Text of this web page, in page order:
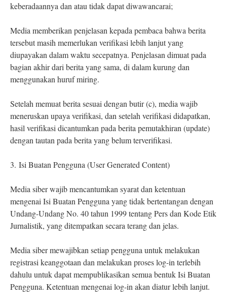
keberadaannya dan atau tidak dapat diwawancarai;
Media memberikan penjelasan kepada pembaca bahwa berita
tersebut masih memerlukan verifikasi lebih lanjut yang
diupayakan dalam waktu secepatnya. Penjelasan dimuat pada
bagian akhir dari berita yang sama, di dalam kurung dan
menggunakan huruf miring.
Setelah memuat berita sesuai dengan butir (c), media wajib
meneruskan upaya verifikasi, dan setelah verifikasi didapatkan,
hasil verifikasi dicantumkan pada berita pemutakhiran (update)
dengan tautan pada berita yang belum terverifikasi.
3. Isi Buatan Pengguna (User Generated Content)
Media siber wajib mencantumkan syarat dan ketentuan
mengenai Isi Buatan Pengguna yang tidak bertentangan dengan
Undang-Undang No. 40 tahun 1999 tentang Pers dan Kode Etik
Jurnalistik, yang ditempatkan secara terang dan jelas.
Media siber mewajibkan setiap pengguna untuk melakukan
registrasi keanggotaan dan melakukan proses log-in terlebih
dahulu untuk dapat mempublikasikan semua bentuk Isi Buatan
Pengguna. Ketentuan mengenai log-in akan diatur lebih lanjut.